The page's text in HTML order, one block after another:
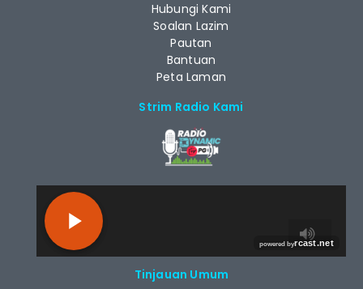
Hubungi Kami
Soalan Lazim
Pautan
Bantuan
Peta Laman
Strim Radio Kami
Tinjauan Umum